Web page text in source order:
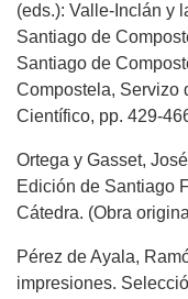
(eds.): Valle-Inclán y
Santiago de
Santiago de
Compostela, Servizo
Científico, pp. 429-
Ortega y Gasset,
Edición de Santiago
Cátedra. (Obra
Pérez de Ayala,
impresiones.